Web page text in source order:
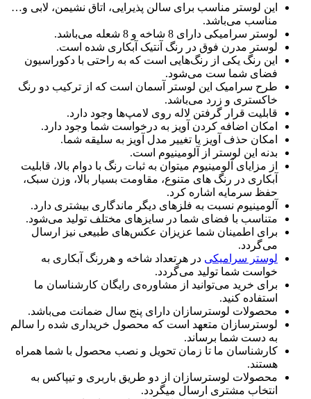
این لوستر مناسب برای سالن پذیرایی، اتاق نشیمن، لابی و…
مناسب می‌باشد.
لوستر سرامیکی دارای 8 شاخه و 8 شعله می‌باشد.
لوستر مدرن فوق در رنگ آنتیک آبکاری شده است.
این رنگ یکی از رنگ‌هایی است که به راحتی با دکوراسیون
فضای شما ست می‌شود.
طرح سرامیک این لوستر آسمان است که از ترکیب دو رنگ
خاکستری و زرد می‌باشد.
قابلیت قرار گرفتن لاله روی لامپ‌ها وجود دارد.
امکان اضافه کردن آویز به درخواست شما وجود دارد.
امکان حذف آویز یا تغییر مدل آویز به سلیقه شما.
بدنه این لوستر از آلومینیوم است.
از مزایای آلومینیوم میتوان به ثبات رنگ با دوام بالا، قابلیت
آبکاری در رنگ های متنوع، مقاومت بسیار بالا، وزن سبک،
حفظ سرمایه اشاره کرد.
آلومینیوم نسبت به فلزهای دیگر ماندگاری بیشتری دارد.
متناسب با فضای شما در سایزهای مختلف تولید می‌شود.
برای اطمینان شما عزیزان عکس‌های طبیعی نیز ارسال
می‌گردد.
لوستر سرامیکی در هرتعداد شاخه و هررنگ آبکاری به
خواست شما تولید می‌گردد.
برای خرید می‌توانید از مشاوره‌ی رایگان کارشناسان ما
استفاده کنید.
محصولات لوسترسازان دارای پنج سال ضمانت می‌باشد.
لوسترسازان متعهد است که محصول خریداری شده را سالم
به دست شما برساند.
کارشناسان ما تا زمان تحویل و نصب محصول با شما همراه
هستند.
محصولات لوسترسازان از دو طریق باربری و تیپاکس به
انتخاب مشتری ارسال میگردد.